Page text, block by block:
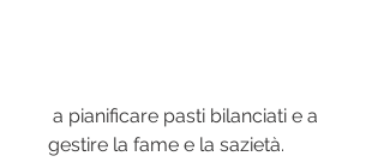
gestire la fame e la sazietà.